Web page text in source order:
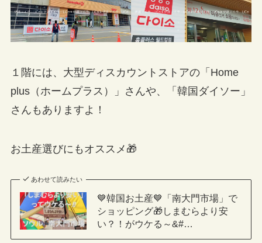
１階には、大型ディスカウントストアの「Home
plus（ホームプラス）」さんや、「韓国ダイソー」
さんもありますよ！
お土産選びにもオススメ🎁
あわせて読みたい
💙韓国お土産💙「南大門市場」で
ショッピング🎁しまむらより安
い？！がウケる～&#…